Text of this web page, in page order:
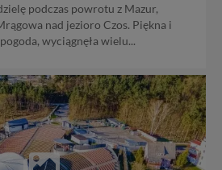
podczas powrotu z Mazur,
nad jezioro Czos. Piękna i
wyciągnęła wielu...